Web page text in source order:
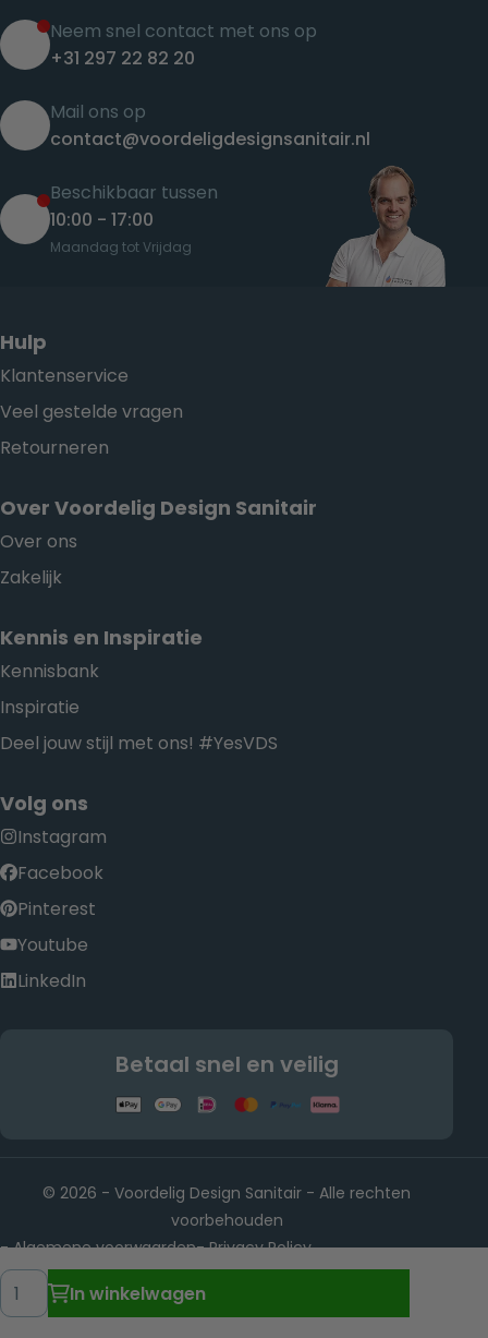
HoeveelheidIn winkelwagen
Neem snel contact met ons op
+31 297 22 82 20
Mail ons op
contact@voordeligdesignsanitair.nl
Beschikbaar tussen
10:00 - 17:00
Maandag tot Vrijdag
Hulp
Klantenservice
Veel gestelde vragen
Retourneren
Over Voordelig Design Sanitair
Over ons
Zakelijk
Kennis en Inspiratie
Kennisbank
Inspiratie
Deel jouw stijl met ons! #YesVDS
Volg ons
Instagram
Facebook
Pinterest
Youtube
LinkedIn
Betaal snel en veilig
© 2026 - Voordelig Design Sanitair - Alle rechten
voorbehouden
- Algemene voorwaarden- Privacy Policy
-Rietwijkeroordweg 22, 1432 JE Aalsmeer KvK-nummer:
88902501